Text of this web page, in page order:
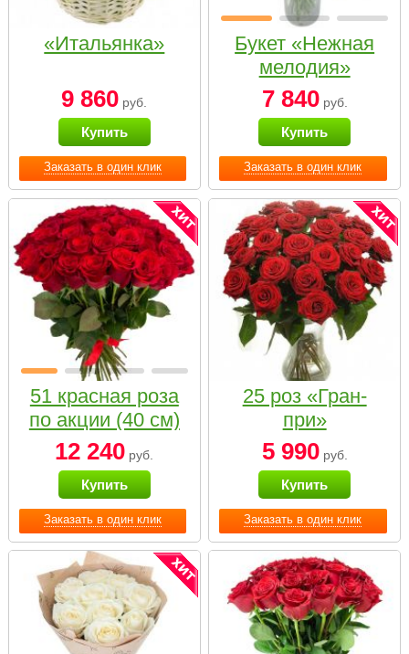
Заказать в один клик
«Итальянка»
9 860 руб.
Купить
Заказать в один клик
Букет «Нежная
мелодия»
7 840руб.
Купить
Заказать в один клик
51 красная роза
по акции (40 см)
12 240 руб.
Купить
Заказать в один клик
25 роз «Гран-
при»
5 990руб.
Купить